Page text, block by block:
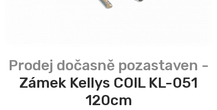
Zámek Kellys COIL KL-051
120cm